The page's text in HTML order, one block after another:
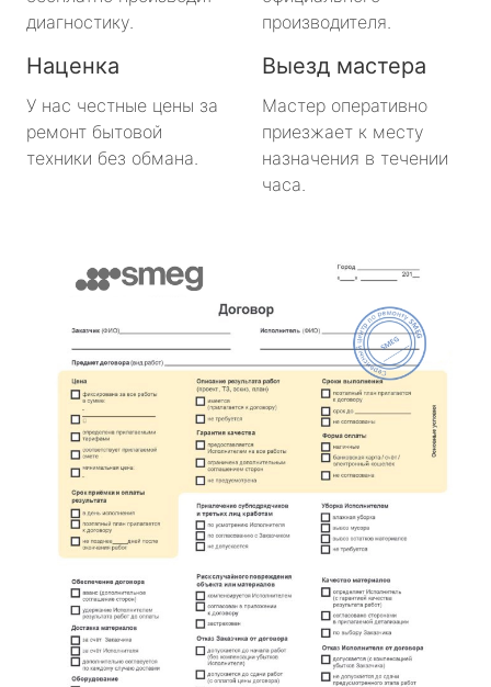
диагностику.
производителя.
Наценка
У нас честные цены за
ремонт бытовой
техники без обмана.
Выезд мастера
Мастер оперативно
приезжает к месту
назначения в течении
часа.